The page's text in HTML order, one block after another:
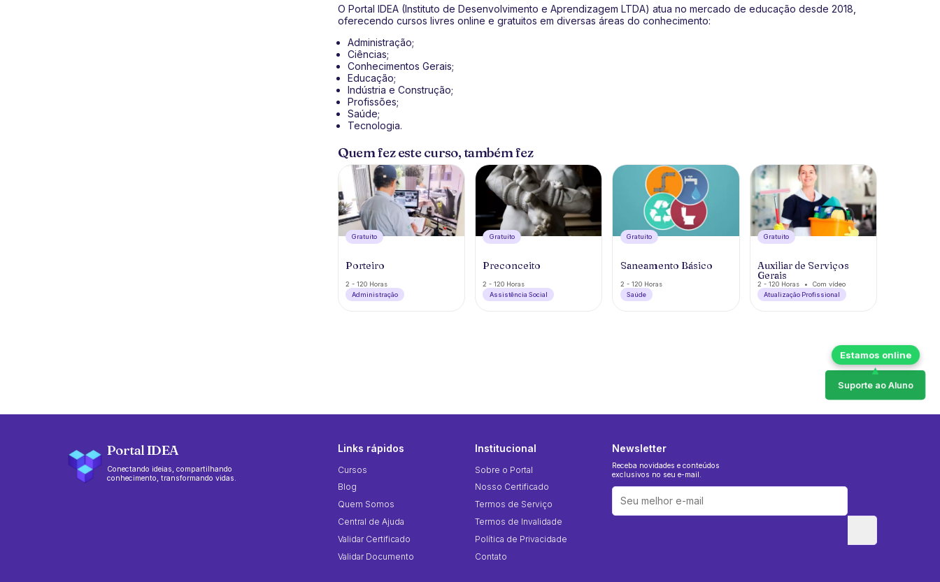
O Portal IDEA (Instituto de Desenvolvimento e Aprendizagem LTDA) atua no mercado de educação desde 2018,
oferecendo cursos livres online e gratuitos em diversas áreas do conhecimento:
Administração;
Ciências;
Conhecimentos Gerais;
Educação;
Indústria e Construção;
Profissões;
Saúde;
Tecnologia.
Quem fez este curso, também fez
Gratuíto
Porteiro
2 - 120 Horas
Administração
Gratuíto
Preconceito
2 - 120 Horas
Assistência Social
Gratuíto
Saneamento Básico
2 - 120 Horas
Saúde
Gratuíto
Auxiliar de Serviços
Gerais
2 - 120 Horas
Com vídeo
Atualização Profissional
Suporte ao Aluno
Portal IDEA
Conectando ideias, compartilhando
conhecimento, transformando vidas.
Links rápidos
Cursos
Blog
Quem Somos
Central de Ajuda
Validar Certificado
Validar Documento
Institucional
Sobre o Portal
Nosso Certificado
Termos de Serviço
Termos de Invalidade
Política de Privacidade
Contato
Newsletter
Receba novidades e conteúdos
exclusivos no seu e-mail.